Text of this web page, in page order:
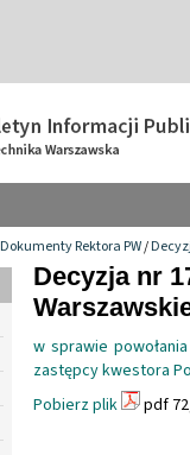
Dokumenty Rektora PW/
Decyzja nr
w sprawie
zastępcy kwestora
Pobierz plik
pdf